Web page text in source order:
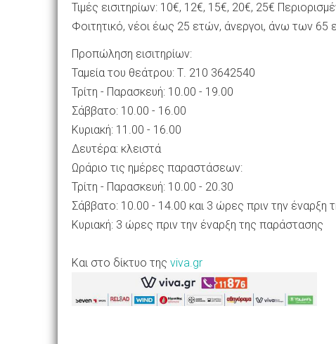
Τιμές εισιτηρίων: 10€, 12€, 15€, 20€, 25€
Φοιτητικό, νέοι έως 25 ετών, άνεργοι, άνω των 65
Προπώληση εισιτηρίων:
Ταμεία του θεάτρου: Τ. 210 3642540
Τρίτη - Παρασκευή: 10.00 - 19.00
Σάββατο: 10.00 - 16.00
Κυριακή: 11.00 - 16.00
Δευτέρα: κλειστά
Ωράριο τις ημέρες παραστάσεων:
Τρίτη - Παρασκευή: 10.00 - 20.30
Σάββατο: 10.00 - 14.00 και 3 ώρες πριν την έναρξη
Κυριακή: 3 ώρες πριν την έναρξη της παράστασης
Και στο δίκτυο της viva.gr